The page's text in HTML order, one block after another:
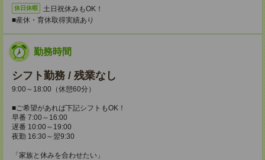
休日休暇
土日祝休みもOK！
■産休・育休取得実績あり
勤務時間
シフト勤務 / 残業なし
9:00～18:00（休憩60分）
■ご希望があれば下記シフトもOK！
早番 7:00～16:00
遅番 10:00～19:00
夜勤 16:30～翌9:30
「家族と休みを合わせたい」